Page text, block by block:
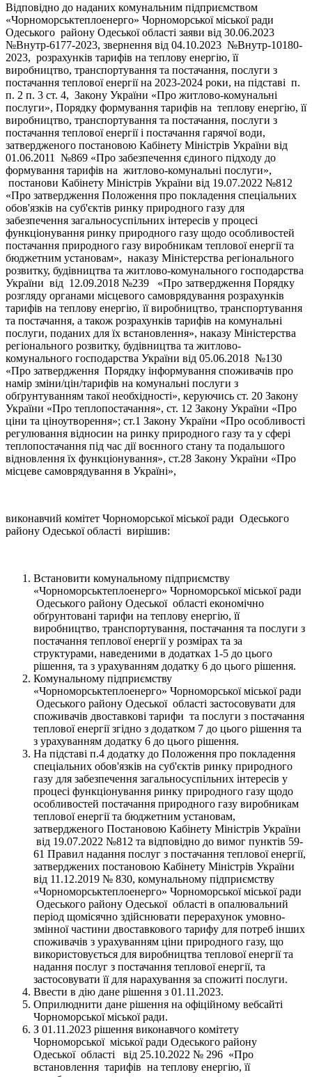
Відповідно до наданих комунальним підприємством
«Чорноморськтеплоенерго» Чорноморської міської ради
Одеського району Одеської області заяви від 30.06.2023
№Внутр-6177-2023, звернення від 04.10.2023 №Внутр-10180-
2023, розрахунків тарифів на теплову енергію, її
виробництво, транспортування та постачання, послуги з
постачання теплової енергії на 2023-2024 роки, на підставі п.
п. 2 п. 3 ст. 4, Закону України «Про житлово-комунальні
послуги», Порядку формування тарифів на теплову енергію, її
виробництво, транспортування та постачання, послуги з
постачання теплової енергії і постачання гарячої води,
затвердженого постановою Кабінету Міністрів України від
01.06.2011 №869 «Про забезпечення єдиного підходу до
формування тарифів на житлово-комунальні послуги»,
постанови Кабінету Міністрів України від 19.07.2022 №812
«Про затвердження Положення про покладення спеціальних
обов'язків на суб'єктів ринку природного газу для
забезпечення загальносуспільних інтересів у процесі
функціонування ринку природного газу щодо особливостей
постачання природного газу виробникам теплової енергії та
бюджетним установам», наказу Міністерства регіонального
розвитку, будівництва та житлово-комунального господарства
України від 12.09.2018 №239 «Про затвердження Порядку
розгляду органами місцевого самоврядування розрахунків
тарифів на теплову енергію, її виробництво, транспортування
та постачання, а також розрахунків тарифів на комунальні
послуги, поданих для їх встановлення», наказу Міністерства
регіонального розвитку, будівництва та житлово-
комунального господарства України від 05.06.2018 №130
«Про затвердження Порядку інформування споживачів про
намір зміни/цін/тарифів на комунальні послуги з
обґрунтуванням такої необхідності», керуючись ст. 20 Закону
України «Про теплопостачання», ст. 12 Закону України «Про
ціни та ціноутворення»; ст.1 Закону України «Про особливості
регулювання відносин на ринку природного газу та у сфері
теплопостачання під час дії воєнного стану та подальшого
відновлення їх функціонування», ст.28 Закону України «Про
місцеве самоврядування в Україні»,
виконавчий комітет Чорноморської міської ради Одеського
району Одеської області вирішив:
Встановити комунальному підприємству
«Чорноморськтеплоенерго» Чорноморської міської ради
Одеського району Одеської області економічно
обґрунтовані тарифи на теплову енергію, її
виробництво, транспортування, постачання та послуги з
постачання теплової енергії у розмірах та за
структурами, наведеними в додатках 1-5 до цього
рішення, та з урахуванням додатку 6 до цього рішення.
Комунальному підприємству
«Чорноморськтеплоенерго» Чорноморської міської ради
Одеського району Одеської області застосовувати для
споживачів двоставкові тарифи та послуги з постачання
теплової енергії згідно з додатком 7 до цього рішення та
з урахуванням додатку 6 до цього рішення.
На підставі п.4 додатку до Положення про покладення
спеціальних обов'язків на суб'єктів ринку природного
газу для забезпечення загальносуспільних інтересів у
процесі функціонування ринку природного газу щодо
особливостей постачання природного газу виробникам
теплової енергії та бюджетним установам,
затвердженого Постановою Кабінету Міністрів України
від 19.07.2022 №812 та відповідно до вимог пунктів 59-
61 Правил надання послуг з постачання теплової енергії,
затверджених постановою Кабінету Міністрів України
від 11.12.2019 № 830, комунальному підприємству
«Чорноморськтеплоенерго» Чорноморської міської ради
Одеського району Одеської області в опалювальний
період щомісячно здійснювати перерахунок умовно-
змінної частини двоставкового тарифу для потреб інших
споживачів з урахуванням ціни природного газу, що
використовується для виробництва теплової енергії та
надання послуг з постачання теплової енергії, та
застосовувати її для нарахування за спожиті послуги.
Ввести в дію дане рішення з 01.11.2023.
Оприлюднити дане рішення на офіційному вебсайті
Чорноморської міської ради.
З 01.11.2023 рішення виконавчого комітету
Чорноморської міської ради Одеського району
Одеської області від 25.10.2022 № 296 «Про
встановлення тарифів на теплову енергію, її